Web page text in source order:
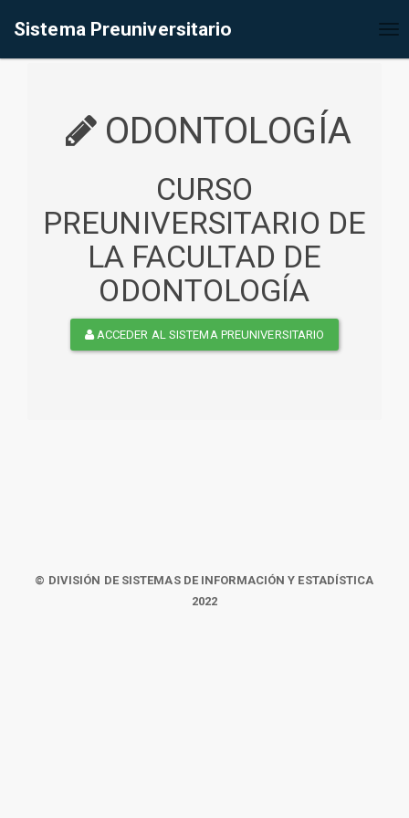
Sistema Preuniversitario
ODONTOLOGÍA
CURSO
PREUNIVERSITARIO DE
LA FACULTAD DE
ODONTOLOGÍA
ACCEDER AL SISTEMA PREUNIVERSITARIO
© DIVISIÓN DE SISTEMAS DE INFORMACIÓN Y ESTADÍSTICA
2022